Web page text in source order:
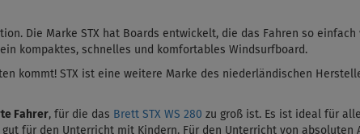
Die Marke STX hat Boards entwickelt, die das Fahren so
kompaktes, schnelles und komfortables Windsurfboard.
kommt! STX ist eine weitere Marke des niederländischen
Fahrer, für die das Brett STX WS 280 zu groß ist. Es ist ideal für
für den Unterricht mit Kindern. Für den Unterricht von absoluten